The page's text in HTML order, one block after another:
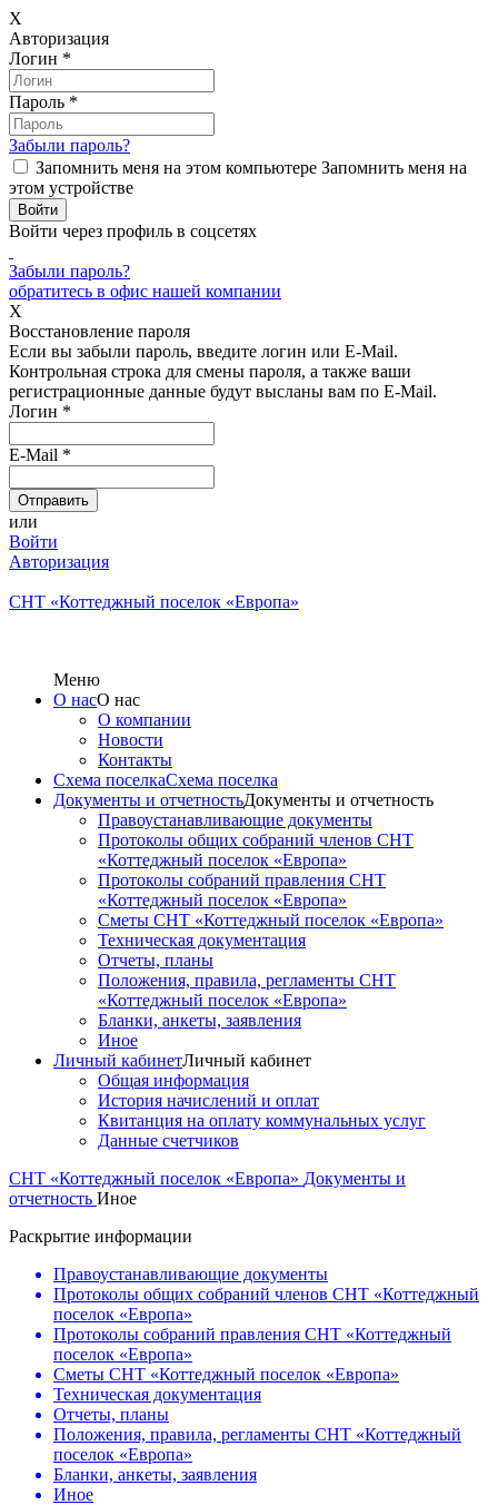
X
Авторизация
Логин *
Пароль *
Забыли пароль?
Запомнить меня на этом компьютере Запомнить меня на
этом устройстве
Войти через профиль в соцсетях
Забыли пароль?
обратитесь в офис нашей компании
X
Восстановление пароля
Если вы забыли пароль, введите логин или E-Mail.
Контрольная строка для смены пароля, а также ваши
регистрационные данные будут высланы вам по E-Mail.
Логин *
E-Mail *
или
Войти
Авторизация
СНТ «Коттеджный поселок «Европа»
Меню
О насО нас
О компании
Новости
Контакты
Схема поселкаСхема поселка
Документы и отчетностьДокументы и отчетность
Правоустанавливающие документы
Протоколы общих собраний членов СНТ
«Коттеджный поселок «Европа»
Протоколы собраний правления СНТ
«Коттеджный поселок «Европа»
Сметы СНТ «Коттеджный поселок «Европа»
Техническая документация
Отчеты, планы
Положения, правила, регламенты СНТ
«Коттеджный поселок «Европа»
Бланки, анкеты, заявления
Иное
Личный кабинетЛичный кабинет
Общая информация
История начислений и оплат
Квитанция на оплату коммунальных услуг
Данные счетчиков
СНТ «Коттеджный поселок «Европа» Документы и
отчетность Иное
Раскрытие информации
Правоустанавливающие документы
Протоколы общих собраний членов СНТ «Коттеджный
поселок «Европа»
Протоколы собраний правления СНТ «Коттеджный
поселок «Европа»
Сметы СНТ «Коттеджный поселок «Европа»
Техническая документация
Отчеты, планы
Положения, правила, регламенты СНТ «Коттеджный
поселок «Европа»
Бланки, анкеты, заявления
Иное